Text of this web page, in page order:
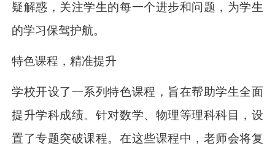
疑解惑，关注学生的每一个进步和问题，为学生
的学习保驾护航。
特色课程，精准提升
学校开设了一系列特色课程，旨在帮助学生全面
提升学科成绩。针对数学、物理等理科科目，设
置了专题突破课程。在这些课程中，老师会将复